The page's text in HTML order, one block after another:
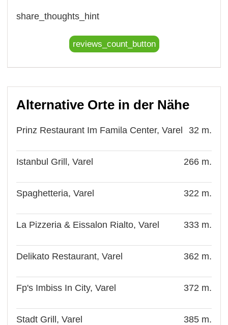
share_thoughts_hint
reviews_count_button
Alternative Orte in der Nähe
Prinz Restaurant Im Famila Center, Varel 32 m.
Istanbul Grill, Varel 266 m.
Spaghetteria, Varel 322 m.
La Pizzeria & Eissalon Rialto, Varel 333 m.
Delikato Restaurant, Varel 362 m.
Fp's Imbiss In City, Varel 372 m.
Stadt Grill, Varel 385 m.